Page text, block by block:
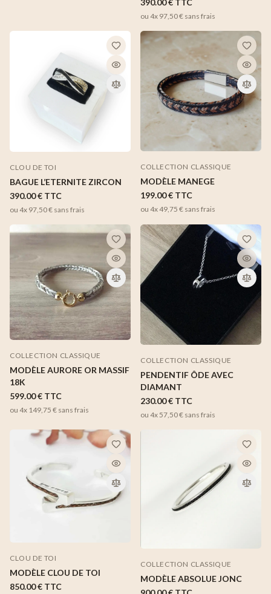
ou 4x 97,50 € sans frais
CLOU DE TOI
BAGUE L’ETERNITE ZIRCON
390.00 € TTC
ou 4x 97,50 € sans frais
COLLECTION CLASSIQUE
MODÈLE MANEGE
199.00 € TTC
ou 4x49,75 € sans frais
COLLECTION CLASSIQUE
MODÈLE AURORE OR MASSIF
18K
599.00 € TTC
ou 4x 149,75 € sans frais
COLLECTION CLASSIQUE
PENDENTIF ÔDE AVEC
DIAMANT
230.00 € TTC
ou 4x 57,50 € sans frais
CLOU DE TOI
MODÈLE CLOU DE TOI
850.00 € TTC
COLLECTION CLASSIQUE
MODÈLE ABSOLUE JONC